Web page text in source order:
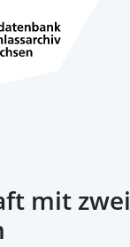
mit zwei